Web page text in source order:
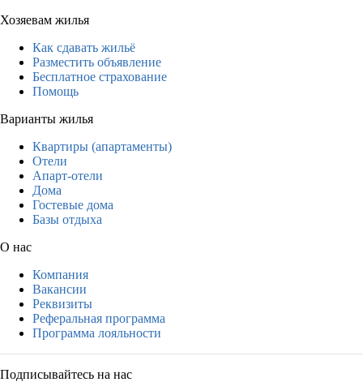
Хозяевам жилья
Как сдавать жильё
Разместить объявление
Бесплатное страхование
Помощь
Варианты жилья
Квартиры (апартаменты)
Отели
Апарт-отели
Дома
Гостевые дома
Базы отдыха
О нас
Компания
Вакансии
Реквизиты
Реферальная программа
Программа лояльности
Подписывайтесь на нас